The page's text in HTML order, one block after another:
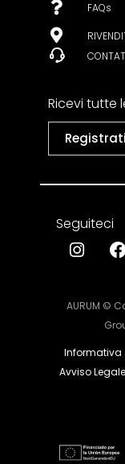
FAQs
Ricevi tutte
Seguiteci
AURUM ©
Informativa
Avviso Legale